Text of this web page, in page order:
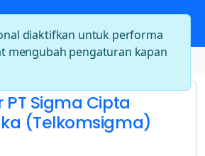
Sigma Cipta Caraka (Telkomsigma)
PT Sigma Cipta
(Telkomsigma)
diaktifkan untuk performa
mengubah pengaturan kapan